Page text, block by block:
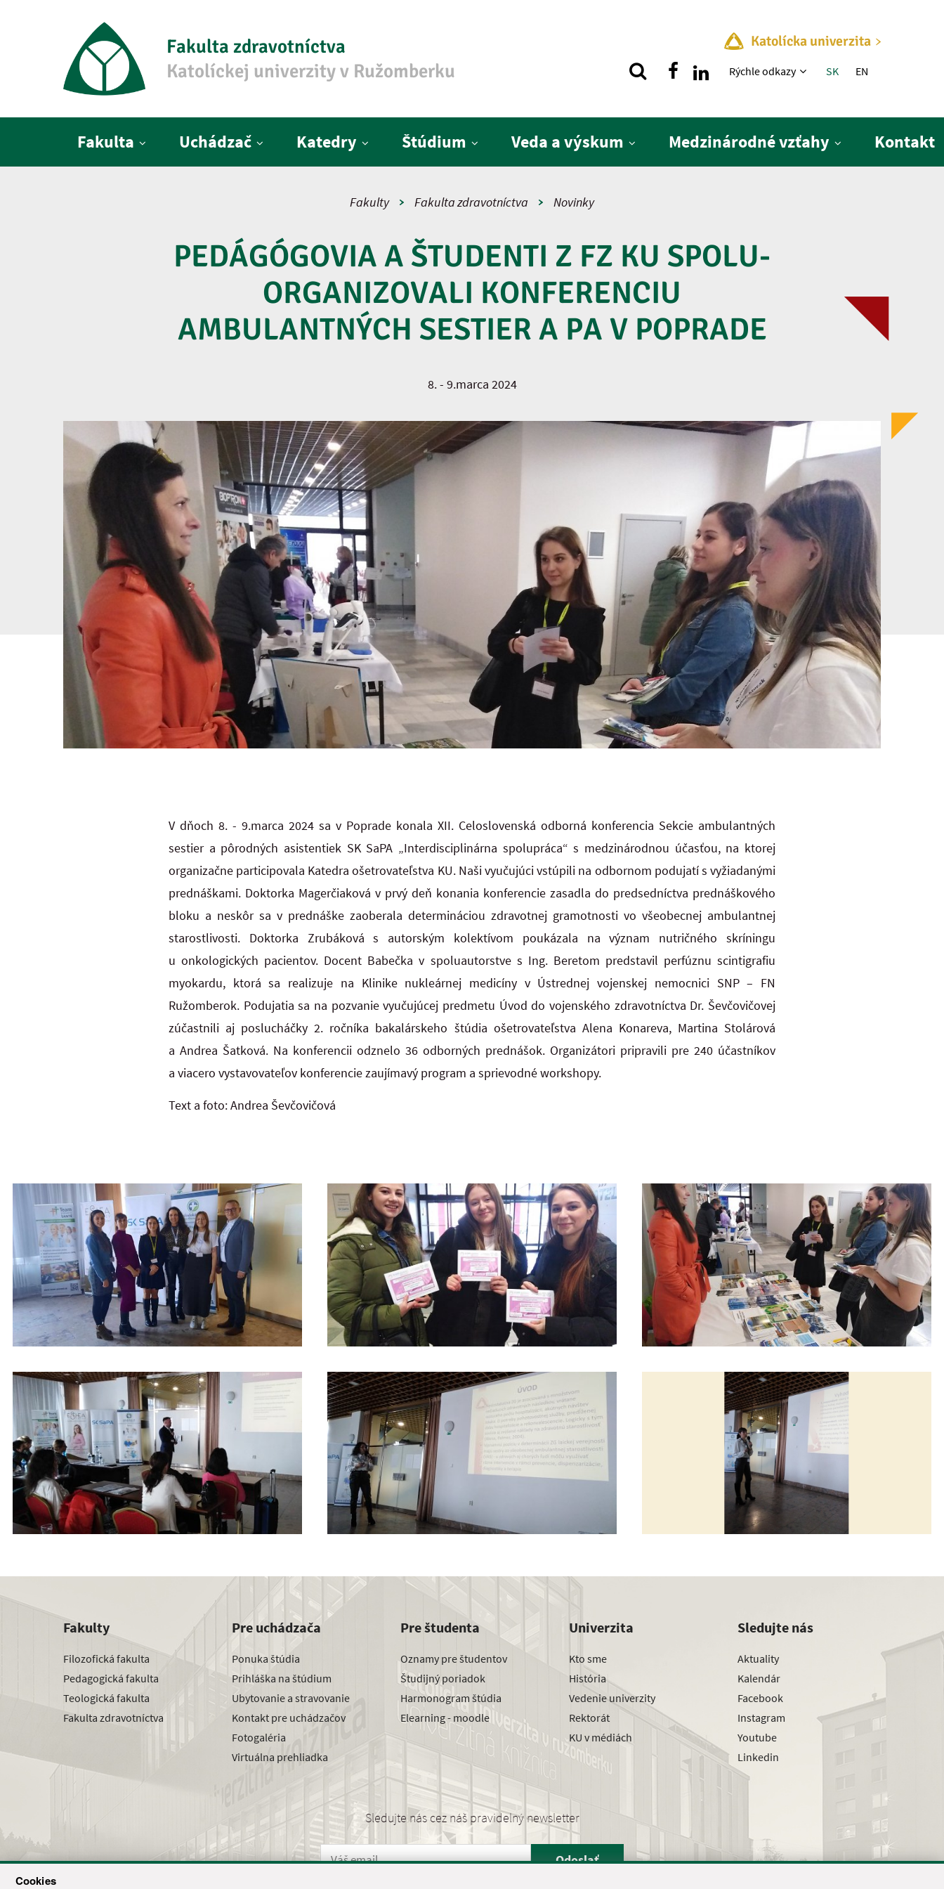
Cookies
Fakulta zdravotníctva
Katolíckej univerzity v Ružomberku
Katolícka univerzita
Rýchle menu
Rýchle odkazy SK EN
Fakulta Uchádzač Katedry Štúdium Veda a výskum Medzinárodné vzťahy Kontakt
Fakulty Fakulta zdravotníctva Novinky
PEDÁGÓGOVIA A ŠTUDENTI Z FZ KU SPOLU-
ORGANIZOVALI KONFERENCIU
AMBULANTNÝCH SESTIER A PA V POPRADE
8. - 9.marca 2024
V dňoch 8. - 9.marca 2024 sa v Poprade konala XII. Celoslovenská odborná konferencia Sekcie ambulantných
sestier a pôrodných asistentiek SK SaPA „Interdisciplinárna spolupráca“ s medzinárodnou účasťou, na ktorej
organizačne participovala Katedra ošetrovateľstva KU. Naši vyučujúci vstúpili na odbornom podujatí s vyžiadanými
prednáškami. Doktorka Magerčiaková v prvý deň konania konferencie zasadla do predsedníctva prednáškového
bloku a neskôr sa v prednáške zaoberala determináciou zdravotnej gramotnosti vo všeobecnej ambulantnej
starostlivosti. Doktorka Zrubáková s autorským kolektívom poukázala na význam nutričného skríningu
u onkologických pacientov. Docent Babečka v spoluautorstve s Ing. Beretom predstavil perfúznu scintigrafiu
myokardu, ktorá sa realizuje na Klinike nukleárnej medicíny v Ústrednej vojenskej nemocnici SNP – FN
Ružomberok. Podujatia sa na pozvanie vyučujúcej predmetu Úvod do vojenského zdravotníctva Dr. Ševčovičovej
zúčastnili aj poslucháčky 2. ročníka bakalárskeho štúdia ošetrovateľstva Alena Konareva, Martina Stolárová
a Andrea Šatková. Na konferencii odznelo 36 odborných prednášok. Organizátori pripravili pre 240 účastníkov
a viacero vystavovateľov konferencie zaujímavý program a sprievodné workshopy.
Text a foto: Andrea Ševčovičová
KONFERENCIU AMBULANTNÝCH SESTIER A PA V POPRADE
KONFERENCIU AMBULANTNÝCH SESTIER A PA V POPRADE
KONFERENCIU AMBULANTNÝCH SESTIER A PA V POPRADE
Fakulty
Filozofická fakulta
Pedagogická fakulta
Teologická fakulta
Fakulta zdravotníctva
Pre uchádzača
Ponuka štúdia
Prihláška na štúdium
Ubytovanie a stravovanie
Kontakt pre uchádzačov
Fotogaléria
Virtuálna prehliadka
Pre študenta
Oznamy pre študentov
Študijný poriadok
Harmonogram štúdia
Elearning - moodle
Univerzita
Kto sme
História
Vedenie univerzity
Rektorát
KU v médiách
Sledujte nás
Aktuality
Kalendár
Facebook
Instagram
Youtube
Linkedin
Sledujte nás cez náš pravidelný newsletter
Odoslať